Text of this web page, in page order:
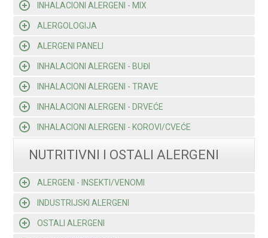
INHALACIONI ALERGENI - MIX
ALERGOLOGIJA
ALERGENI PANELI
INHALACIONI ALERGENI - BUĐI
INHALACIONI ALERGENI - TRAVE
INHALACIONI ALERGENI - DRVEĆE
INHALACIONI ALERGENI - KOROVI/CVEĆE
NUTRITIVNI I OSTALI ALERGENI
ALERGENI - INSEKTI/VENOMI
INDUSTRIJSKI ALERGENI
OSTALI ALERGENI